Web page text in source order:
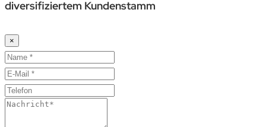
diversifiziertem Kundenstamm
×